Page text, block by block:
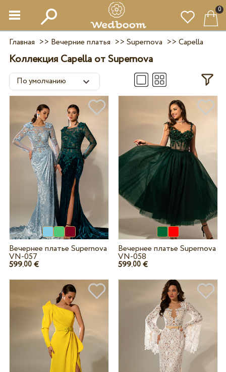
0
Главная >> Вечерние платья >> Supernova >> Capella
Коллекция Capella от Supernova
Вечернее платье Supernova
VN-057
599.00€
Вечернее платье Supernova
VN-058
599.00 €